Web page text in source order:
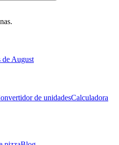
de August
de unidadesCalculadora